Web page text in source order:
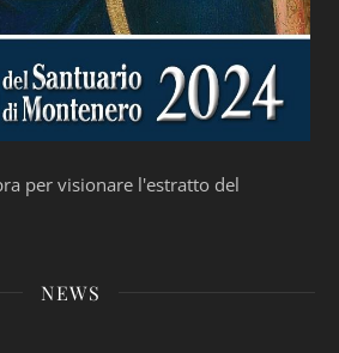
per visionare l'estratto del
NEWS